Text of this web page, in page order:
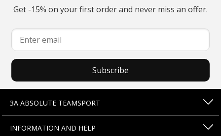
Get -15% on your first order and never miss an offer.
Subscribe
ЗА ABSOLUTE TEAMSPORT
INFORMATION AND HELP